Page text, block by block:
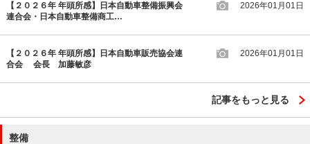
【２０２６年 年頭所感】日本自動車整備振興会
連合会・日本自動車整備商工…
2026年01月01日
【２０２６年 年頭所感】日本自動車販売協会連
合会 会長 加藤敏彦
2026年01月01日
記事をもっと見る
整備